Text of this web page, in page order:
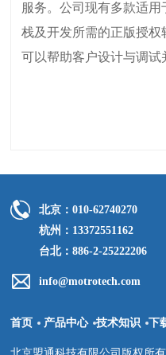
服务。公司现有多款适
栈及开发所需的正版授
可以帮助客户设计与调试
北京：010-62740270
杭州：13372551162
台北：886-2-25222206
info@motrotech.com
首页 产品中心 技术知识 下